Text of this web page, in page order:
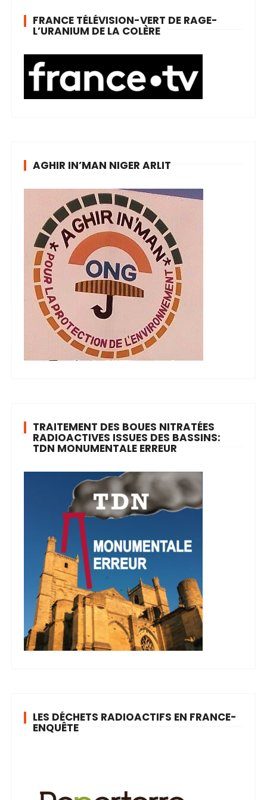
FRANCE TÉLÉVISION-VERT DE RAGE-
L’URANIUM DE LA COLÈRE
AGHIR IN’MAN NIGER ARLIT
TRAITEMENT DES BOUES NITRATÉES
RADIOACTIVES ISSUES DES BASSINS:
TDN MONUMENTALE ERREUR
LES DÉCHETS RADIOACTIFS EN FRANCE-
ENQUÊTE